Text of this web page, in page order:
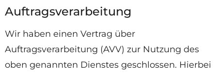
Auftragsverarbeitung
Wir haben einen Vertrag über
Auftragsverarbeitung (AVV) zur Nutzung des
oben genannten Dienstes geschlossen. Hierbei